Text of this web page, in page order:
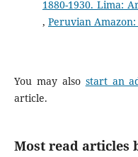
1880-1930. Lima:
, Peruvian Amazon:
You may also start an
article.
Most read articles